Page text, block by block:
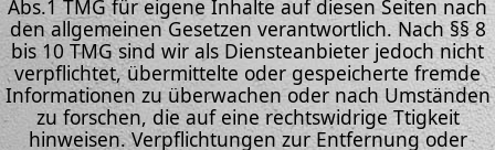
Abs.1 TMG für eigene Inhalte auf diesen Seiten nach
den allgemeinen Gesetzen verantwortlich. Nach §§ 8
bis 10 TMG sind wir als Diensteanbieter jedoch nicht
verpflichtet, übermittelte oder gespeicherte fremde
Informationen zu überwachen oder nach Umständen
zu forschen, die auf eine rechtswidrige Ttigkeit
hinweisen. Verpflichtungen zur Entfernung oder